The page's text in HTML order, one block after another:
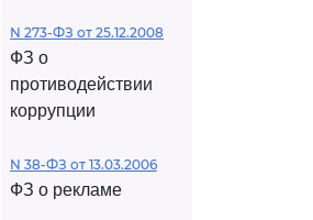
N 273-ФЗ от 25.12.2008
ФЗ о
противодействии
коррупции
N 38-ФЗ от 13.03.2006
ФЗ о рекламе